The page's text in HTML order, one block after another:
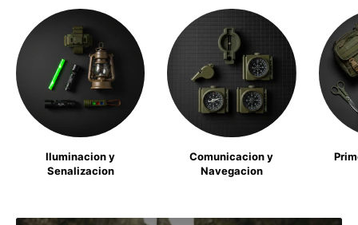
Iluminacion y
Senalizacion
Comunicacion y
Navegacion